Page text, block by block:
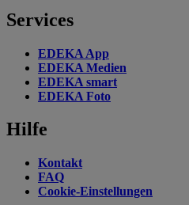
Services
EDEKA App
EDEKA Medien
EDEKA smart
EDEKA Foto
Hilfe
Kontakt
FAQ
Cookie-Einstellungen